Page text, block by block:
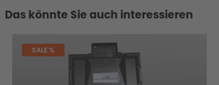
Das könnte Sie auch interessieren
SALE %